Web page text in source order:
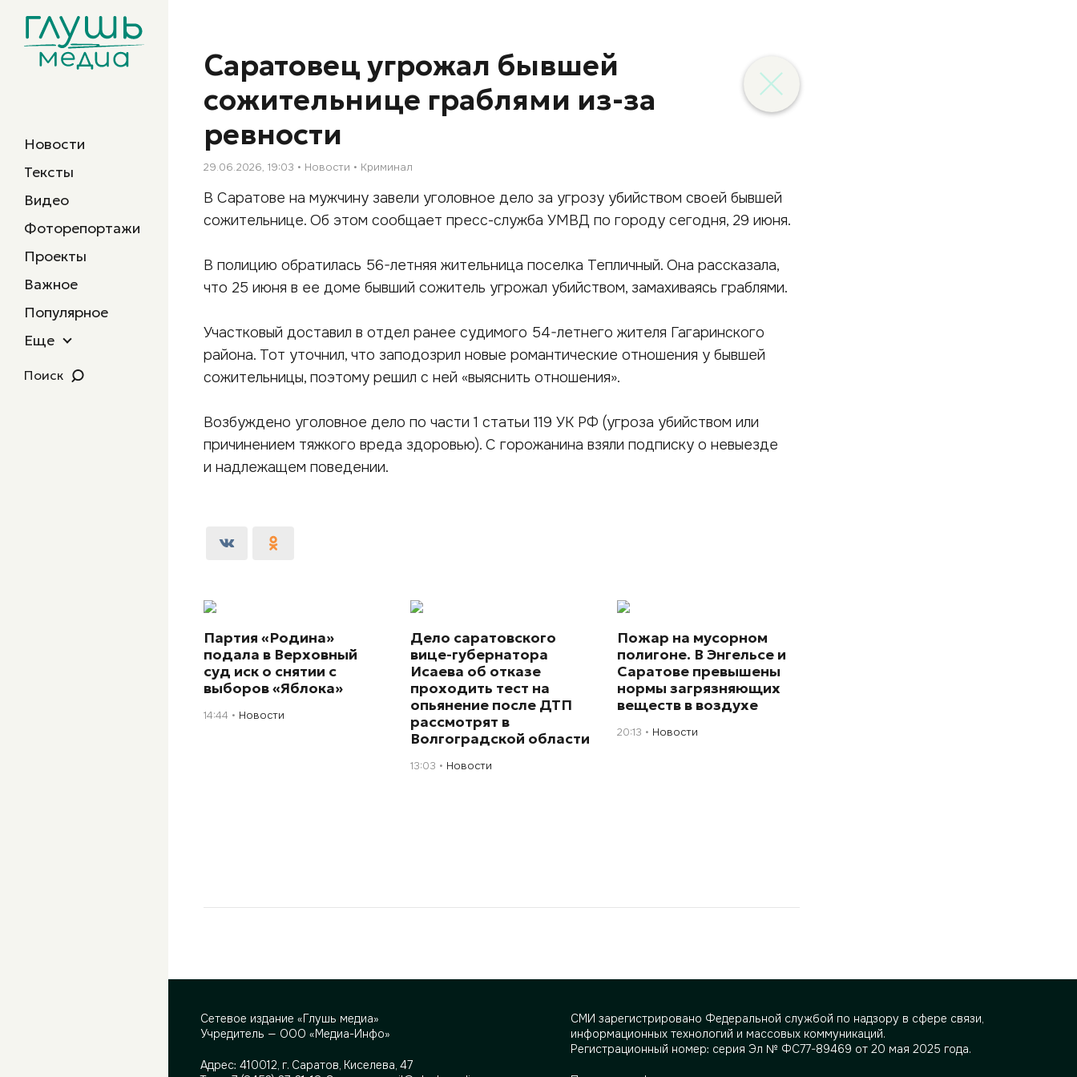
Новости
Тексты
Видео
Фоторепортажи
Проекты
Важное
Популярное
Еще
Поиск
Саратовец угрожал бывшей
сожительнице граблями из-за
ревности
29.06.2026, 19:03 Новости Криминал
В Саратове на мужчину завели уголовное дело за угрозу убийством своей бывшей
сожительнице. Об этом сообщает пресс-служба УМВД по городу сегодня, 29 июня.
В полицию обратилась 56-летняя жительница поселка Тепличный. Она рассказала,
что 25 июня в ее доме бывший сожитель угрожал убийством, замахиваясь граблями.
Участковый доставил в отдел ранее судимого 54-летнего жителя Гагаринского
района. Тот уточнил, что заподозрил новые романтические отношения у бывшей
сожительницы, поэтому решил с ней «выяснить отношения».
Возбуждено уголовное дело по части 1 статьи 119 УК РФ (угроза убийством или
причинением тяжкого вреда здоровью). С горожанина взяли подписку о невыезде
и надлежащем поведении.
Партия «Родина»
подала в Верховный
суд иск о снятии с
выборов «Яблока»
14:44 Новости
Дело саратовского
вице-губернатора
Исаева об отказе
проходить тест на
опьянение после ДТП
рассмотрят в
Волгоградской области
13:03 Новости
Пожар на мусорном
полигоне. В Энгельсе и
Саратове превышены
нормы загрязняющих
веществ в воздухе
20:13 Новости
Сетевое издание «Глушь медиа»
Учредитель — ООО «Медиа-Инфо»
Адрес: 410012, г. Саратов, Киселева, 47
СМИ зарегистрировано Федеральной службой по надзору в сфере связи,
информационных технологий и массовых коммуникаций.
Регистрационный номер: серия Эл № ФС77-89469 от 20 мая 2025 года.